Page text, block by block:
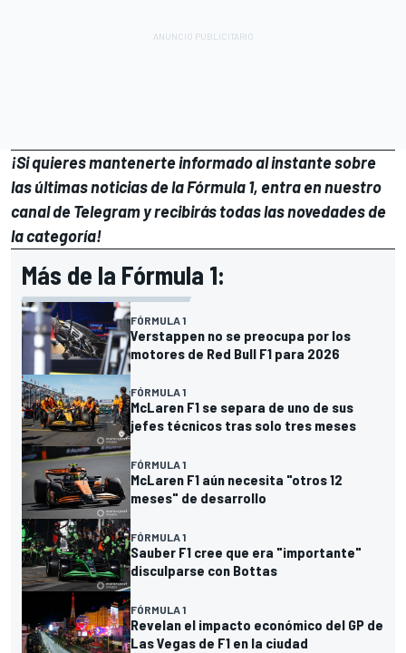
¡Si quieres mantenerte informado al instante sobre
las últimas noticias de la Fórmula 1, entra ennuestro
canal de Telegramy recibirás todas las novedades de
la categoría!
Más de la Fórmula 1:
FÓRMULA 1
Verstappen no se preocupa por los
motores de Red Bull F1 para 2026
FÓRMULA 1
McLaren F1 se separa de uno de sus
jefes técnicos tras solo tres meses
FÓRMULA 1
McLaren F1 aún necesita "otros 12
meses" de desarrollo
FÓRMULA 1
Sauber F1 cree que era "importante"
disculparse con Bottas
FÓRMULA 1
Revelan el impacto económico del GP de
Las Vegas de F1 en la ciudad